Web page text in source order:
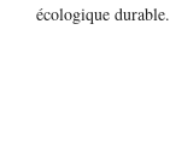
écologique durable.